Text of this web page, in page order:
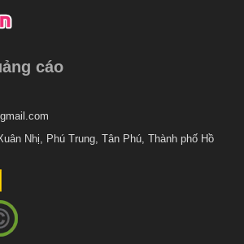
cáo
Nhị, Phú Trung, Tân Phú, Thành phố Hồ